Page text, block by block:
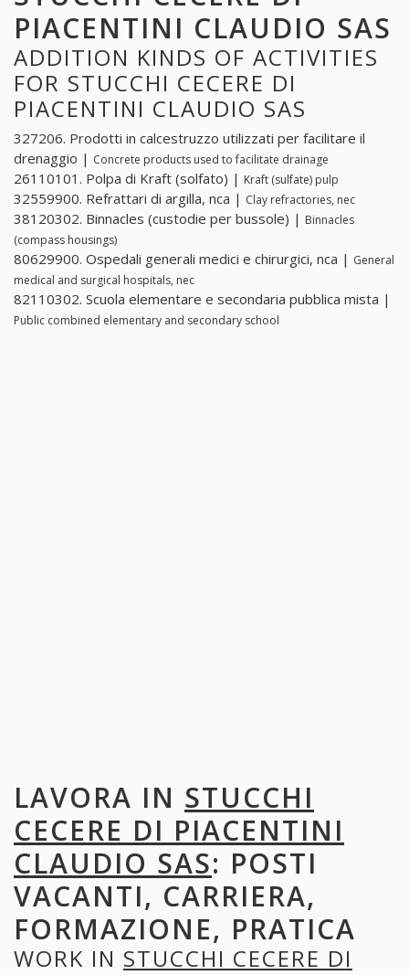
PIACENTINI CLAUDIO SAS
ADDITION KINDS OF ACTIVITIES
FOR STUCCHI CECERE DI
PIACENTINI CLAUDIO SAS
327206. Prodotti in calcestruzzo utilizzati per facilitare il
drenaggio | Concrete products used to facilitate drainage
26110101. Polpa di Kraft (solfato) | Kraft (sulfate) pulp
32559900. Refrattari di argilla, nca | Clay refractories, nec
38120302. Binnacles (custodie per bussole) | Binnacles
(compass housings)
80629900. Ospedali generali medici e chirurgici, nca | General
medical and surgical hospitals, nec
82110302. Scuola elementare e secondaria pubblica mista |
Public combined elementary and secondary school
LAVORA IN STUCCHI
CECERE DI PIACENTINI
CLAUDIO SAS: POSTI
VACANTI, CARRIERA,
FORMAZIONE, PRATICA
WORK IN STUCCHI CECERE DI